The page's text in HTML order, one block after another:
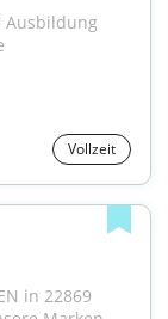
Ausbildung
Vollzeit
in 22869